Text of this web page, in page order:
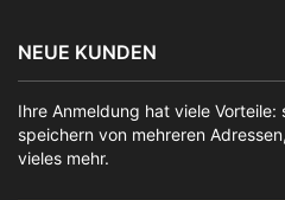
NEUE KUNDEN
Ihre Anmeldung hat viele
speichern von mehreren
vieles mehr.